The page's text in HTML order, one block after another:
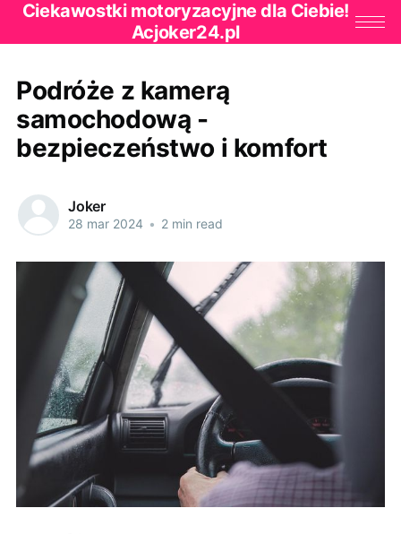
Ciekawostki motoryzacyjne dla Ciebie!
Acjoker24.pl
Podróże z kamerą
samochodową -
bezpieczeństwo i komfort
Joker
28 mar 2024 • 2 min read